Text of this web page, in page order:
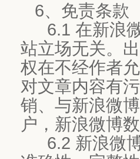
6、免责条款
6.1 在新浪微
站立场无关。
权在不经作者
对文章内容有
销、与新浪微
户，新浪微博
6.2 新浪微博